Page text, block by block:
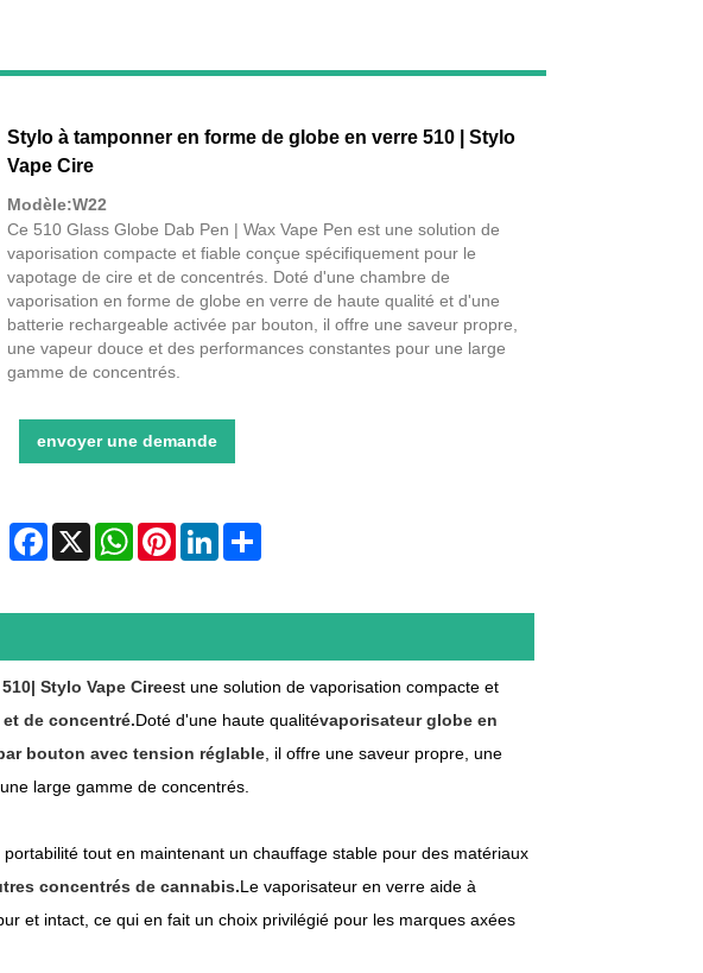
Stylo à tamponner en forme de globe en verre 510 | Stylo
Vape Cire
Modèle:W22
Ce 510 Glass Globe Dab Pen | Wax Vape Pen est une solution de
vaporisation compacte et fiable conçue spécifiquement pour le
vapotage de cire et de concentrés. Doté d'une chambre de
vaporisation en forme de globe en verre de haute qualité et d'une
batterie rechargeable activée par bouton, il offre une saveur propre,
une vapeur douce et des performances constantes pour une large
gamme de concentrés.
envoyer une demande
Facebook
X WhatsAppPinterestLinkedInShare
| Stylo Vape Cireest une solution de vaporisation compacte et
de concentré.Doté d'une haute qualitévaporisateur globe en
bouton avec tension réglable, il offre une saveur propre, une
large gamme de concentrés.
tout en maintenant un chauffage stable pour des matériaux
concentrés de cannabis.Le vaporisateur en verre aide à
et intact, ce qui en fait un choix privilégié pour les marques axées